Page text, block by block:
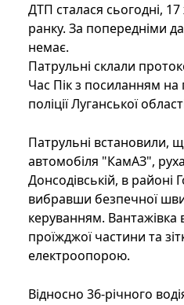
ДТП сталася сьогодні,
ранку. За попередніми
немає.
Патрульні склали
Час Пік з посиланням на
поліції Луганської
Патрульні встановили,
автомобіля "КамАЗ",
Донсодівській, в районі
вибравши безпечної
керуванням. Вантажівка
проїжджої частини та
електроопорою.
Відносно 36-річного